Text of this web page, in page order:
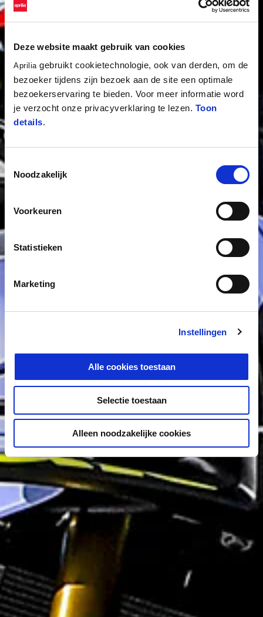
Deze website maakt gebruik van cookies
Aprilia gebruikt cookietechnologie, ook van derden, om de
bezoeker tijdens zijn bezoek aan de site een optimale
bezoekerservaring te bieden. Voor meer informatie word
je verzocht onze privacyverklaring te lezen. Toon
details.
Toestemmingsselectie
Noodzakelijk
Voorkeuren
Statistieken
Marketing
Instellingen
Alle cookies toestaan
Selectie toestaan
Alleen noodzakelijke cookies